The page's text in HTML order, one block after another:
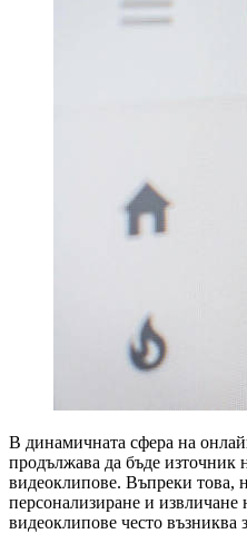
В динамичната сфера на
продължава да бъде източник
видеоклипове. Въпреки това,
персонализиране и извличане
видеоклипове често възниква